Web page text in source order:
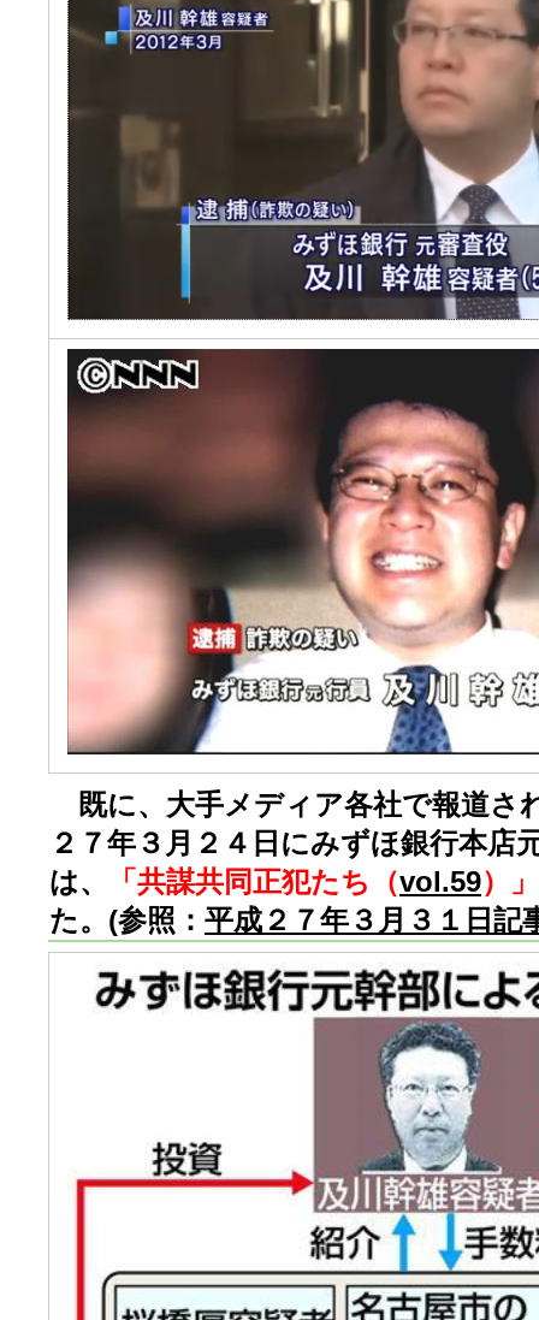
既に、大手メディア各社で報道さ
２７年３月２４日にみずほ銀行本店
は、
「共謀共同正犯たち（vol.59）」
た。(参照： 平成２７年３月３１日記